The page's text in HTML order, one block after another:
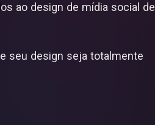
ao design de mídia social de
seu design seja totalmente